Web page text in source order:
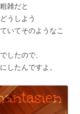
雑だと
うしよう
いてそのようなこ
したので、
したんですよ。